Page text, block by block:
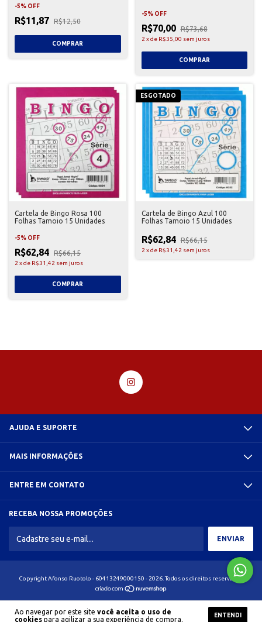
Ao navegar por este site você aceita o uso de
cookies para agilizar a sua experiência de compra.
ENTENDI
-5% OFF
R$11,87 R$12,50
-5% OFF
R$70,00 R$73,68
2 xde R$35,00 sem juros
Cartela de Bingo Rosa 100
Folhas Tamoio 15 Unidades
-5% OFF
R$62,84 R$66,15
2 xde R$31,42 sem juros
ESGOTADO
Cartela de Bingo Azul 100
Folhas Tamoio 15 Unidades
R$62,84 R$66,15
2 xde R$31,42 sem juros
AJUDA E SUPORTE
MAIS INFORMAÇÕES
ENTRE EM CONTATO
RECEBA NOSSA PROMOÇÕES
Copyright Afonso Ruotolo - 60413249000150 - 2026. Todos os direitos reservados.